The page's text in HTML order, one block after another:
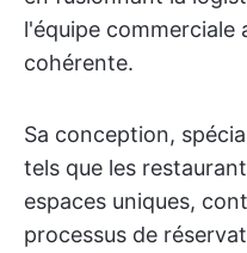
l'équipe commerciale
cohérente.
Sa conception,
tels que les
espaces uniques,
processus de